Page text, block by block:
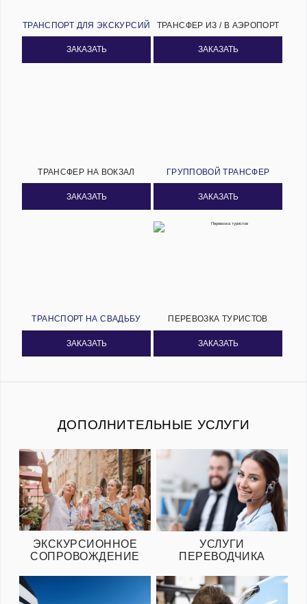
ТРАНСПОРТ ДЛЯ ЭКСКУРСИЙ
ЗАКАЗАТЬ
ТРАНСФЕР ИЗ / В АЭРОПОРТ
ЗАКАЗАТЬ
ТРАНСФЕР НА ВОКЗАЛ
ЗАКАЗАТЬ
ГРУППОВОЙ ТРАНСФЕР
ЗАКАЗАТЬ
ТРАНСПОРТ НА СВАДЬБУ
ЗАКАЗАТЬ
ПЕРЕВОЗКА ТУРИСТОВ
ЗАКАЗАТЬ
ДОПОЛНИТЕЛЬНЫЕ УСЛУГИ
ЭКСКУРСИОННОЕ
СОПРОВОЖДЕНИЕ
УСЛУГИ
ПЕРЕВОДЧИКА